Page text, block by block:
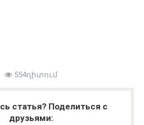
554դիտում
статья? Поделиться с
друзьями: